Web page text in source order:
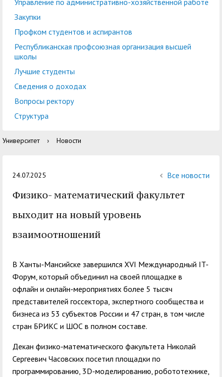
Международная
деятельность
Управление по
административно-
Закупки
Республиканская
организация высшей
Центр тестирования
иностранных граждан
по русскому языку
Центр развития
компетенций
Центр русского языка
обучающихся ГАГУ
Образовательный
Информация о
Управление по административно-хозяйственной работе
Закупки
Профком студентов и аспирантов
Республиканская профсоюзная организация высшей
школы
Лучшие студенты
Сведения о доходах
Вопросы ректору
Структура
Университет › Новости
24.07.2025 Все новости
Физико- математический факультет
выходит на новый уровень
взаимоотношений
В Ханты-Мансийске завершился XVI Международный IT-
Форум, который объединил на своей площадке в
офлайн и онлайн-мероприятиях более 5 тысяч
представителей госсектора, экспертного сообщества и
бизнеса из 53 субъектов России и 47 стран, в том числе
стран БРИКС и ШОС в полном составе.
Декан физико-математического факультета Николай
Сергеевич Часовских посетил площадки по
программированию, 3D-моделированию, робототехнике,